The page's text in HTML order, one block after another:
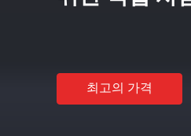
최고의 가격